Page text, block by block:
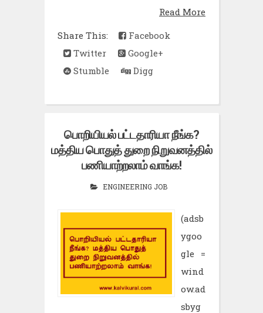
Read More
Share This:
Facebook
Twitter
Google+
Stumble
Digg
பொறியியல் பட்டதாரியா நீங்க?
மத்திய பொதுத் துறை நிறுவனத்தில்
பணியாற்றலாம் வாங்க!
ENGINEERING JOB
(adsb
ygoo
gle =
wind
ow.ad
sbyg